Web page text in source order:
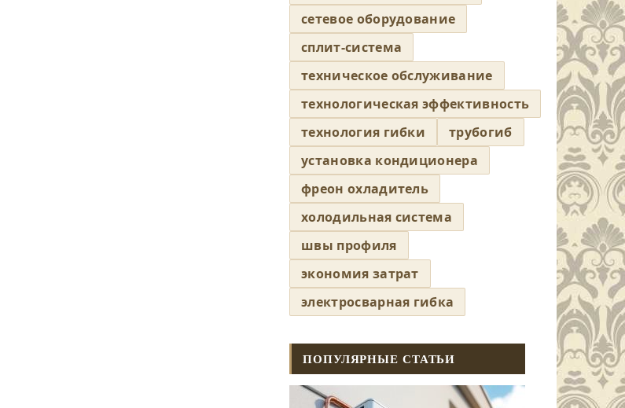
сетевое оборудование
сплит-система
техническое обслуживание
технологическая эффективность
технология гибки
трубогиб
установка кондиционера
фреон охладитель
холодильная система
швы профиля
экономия затрат
электросварная гибка
ПОПУЛЯРНЫЕ СТАТЬИ